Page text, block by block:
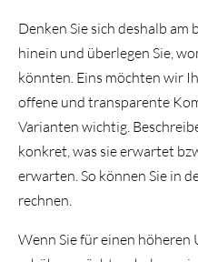
Denken Sie sich deshalb
hinein und überlegen Sie,
könnten. Eins möchten wir
offene und transparente
Varianten wichtig.
konkret, was sie erwartet
erwarten. So können Sie in
rechnen.
Wenn Sie für einen höheren